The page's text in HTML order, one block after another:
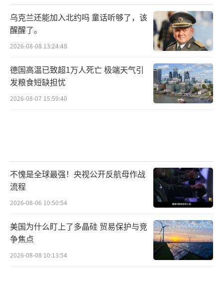
乌克兰还能加入北约吗 童话听够了，该
醒醒了。
2026-08-08 13:24:48
德国高温已致超1万人死亡 极端天气引
发粮食短缺担忧
2026-08-07 15:59:40
不愧是全球最强！央视公开反航母作战
流程
2026-08-06 10:50:54
美国为什么盯上了多晶硅 贸易保护与竞
争焦点
2026-08-08 10:13:54